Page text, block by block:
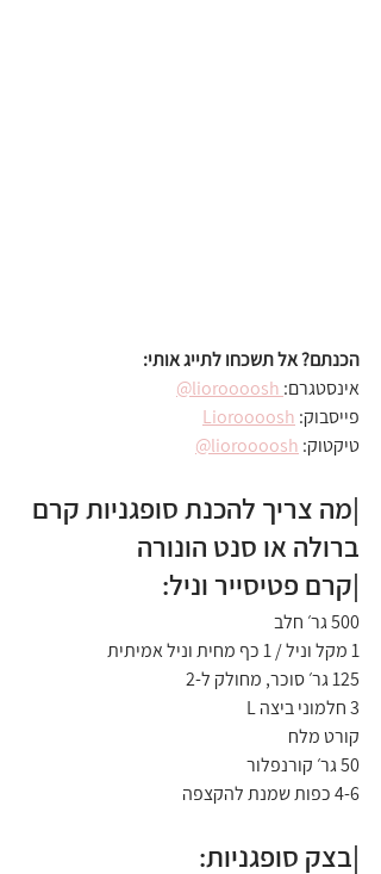
הכנתם? אל תשכחו לתייג אותי:
אינסטגרם:
פייסבוק: Lioroooosh
טיקטוק: lioroooosh@
|מה צריך להכנת סופגניות קרם
ברולה או סנט הונורה
|קרם פטיסייר וניל:
500 גר׳ חלב
1 מקל וניל / 1 כף מחית וניל אמיתית
125 גר׳ סוכר, מחולק ל-2
3 חלמוני ביצה L
קורט מלח
50 גר׳ קורנפלור
4-6 כפות שמנת להקצפה
|בצק סופגניות: